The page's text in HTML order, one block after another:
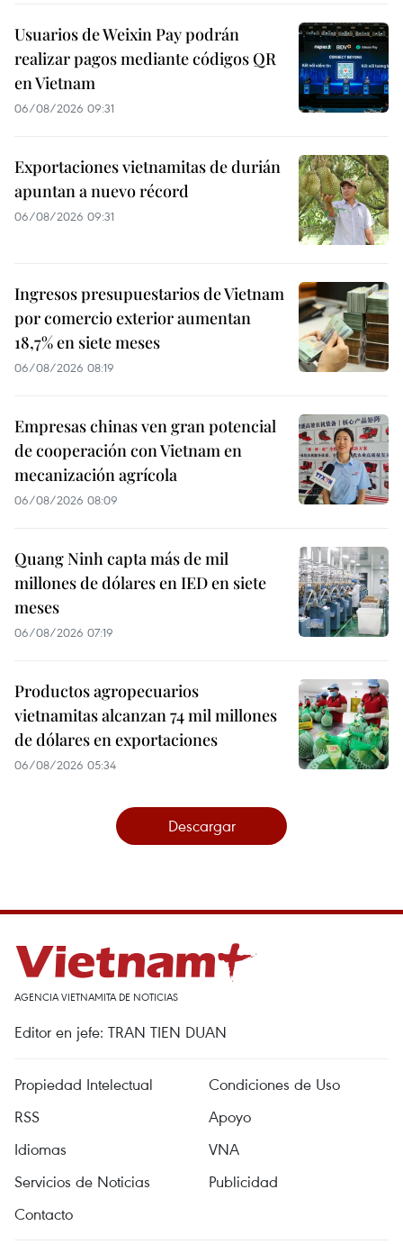
Usuarios de Weixin Pay podrán
realizar pagos mediante códigos QR
en Vietnam
06/08/2026 09:31
Exportaciones vietnamitas de durián
apuntan a nuevo récord
06/08/2026 09:31
Ingresos presupuestarios de Vietnam
por comercio exterior aumentan
18,7% en siete meses
06/08/2026 08:19
Empresas chinas ven gran potencial
de cooperación con Vietnam en
mecanización agrícola
06/08/2026 08:09
Quang Ninh capta más de mil
millones de dólares en IED en siete
meses
06/08/2026 07:19
Productos agropecuarios
vietnamitas alcanzan 74 mil millones
de dólares en exportaciones
06/08/2026 05:34
Descargar
AGENCIA VIETNAMITA DE NOTICIAS
Editor en jefe: TRAN TIEN DUAN
Propiedad Intelectual
Condiciones de Uso
RSS
Apoyo
Idiomas
VNA
Servicios de Noticias
Publicidad
Contacto